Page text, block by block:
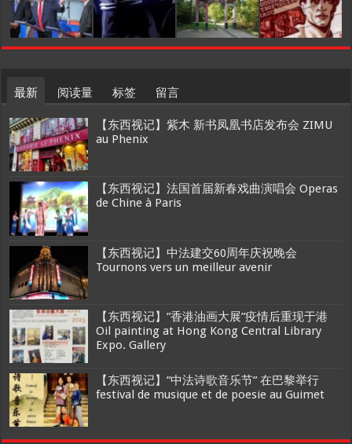
最新 阅读量 标签 留言
【东西视记】紫木 新书凤凰书店发布会 ZIMU
au Phenix
【东西视记】法国首届新春戏曲演唱会 Operas
de Chine à Paris
【东西视记】中法建交60周年庆祝晚会
Tournons vers un meilleur avenir
【东西视记】”香港油画大展”疫情后重现于港
Oil painting at Hong Kong Central Library
Expo. Gallery
【东西视记】”中法诗歌音乐节” 在巴黎举行
festival de musique et de poesie au Guimet